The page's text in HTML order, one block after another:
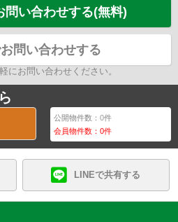
問い合わせする(無料)
問い合わせする
にお問い合わせください。
公開物件数：0件
会員物件数：0件
LINEで共有する